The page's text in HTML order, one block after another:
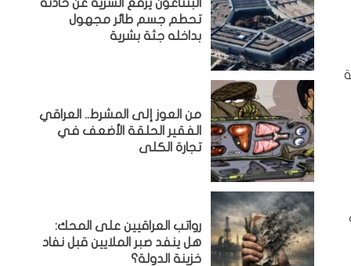
البنتاغون يرفع السرية عن حادثة
تحطم جسم طائر مجهول
بداخله جثة بشرية
من العوز إلى المشرط.. العراقي
الفقير الحلقة الأضعف في
تجارة الكلى
رواتب العراقيين على المحك:
هل ينفد صبر الملايين قبل نفاد
خزينة الدولة؟